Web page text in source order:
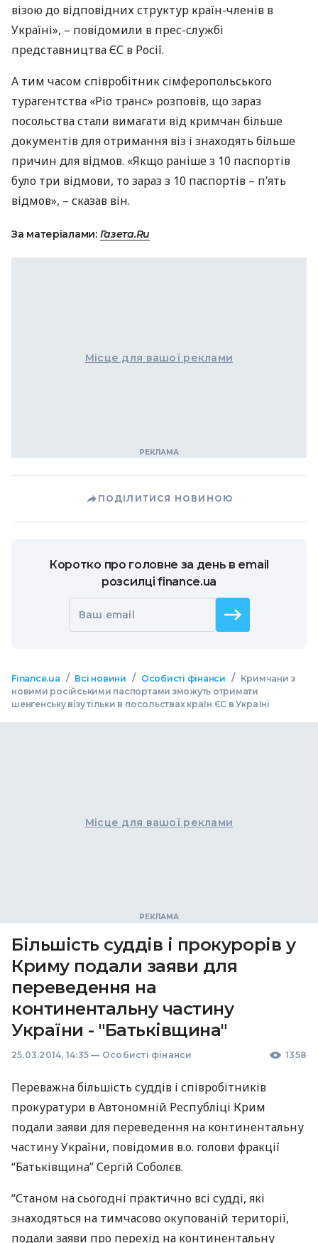
візою до відповідних структур країн-членів в
Україні», – повідомили в прес-службі
представництва ЄС в Росії.
А тим часом співробітник сімферопольського
турагентства «Ріо транс» розповів, що зараз
посольства стали вимагати від кримчан більше
документів для отримання віз і знаходять більше
причин для відмов. «Якщо раніше з 10 паспортів
було три відмови, то зараз з 10 паспортів – п’ять
відмов», – сказав він.
За матеріалами: Газета.Ru
Місце для вашої реклами
ПОДІЛИТИСЯ НОВИНОЮ
Коротко про головне за день в email
розсилці finance.ua
Ваш email
Finance.ua / Всі новини / Особисті фінанси /
Кримчани з
новими російськими паспортами зможуть отримати
шенгенську візу тільки в посольствах країн ЄС в Україні
Місце для вашої реклами
Більшість суддів і прокурорів у
Криму подали заяви для
переведення на
континентальну частину
України - "Батьківщина"
25.03.2014, 14:35 — Особисті фінанси 1358
Переважна більшість суддів і співробітників
прокуратури в Автономній Республіці Крим
подали заяви для переведення на континентальну
частину України, повідомив в.о. голови фракції
“Батьківщина” Сергій Соболєв.
“Станом на сьогодні практично всі судді, які
знаходяться на тимчасово окупованій території,
подали заяви про перехід на континентальну